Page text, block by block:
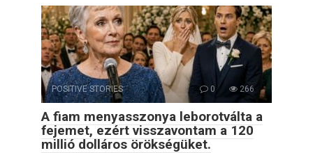
POSITIVE STORIES 0 266
A fiam menyasszonya leborotválta a
fejemet, ezért visszavontam a 120
millió dolláros örökségüket.